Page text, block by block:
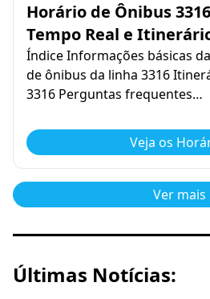
Horário de Ônibus
Tempo Real e
Índice Informações básicas
de ônibus da linha 3316
3316 Perguntas frequentes…
Veja os
Ver mais
Últimas Notícias: